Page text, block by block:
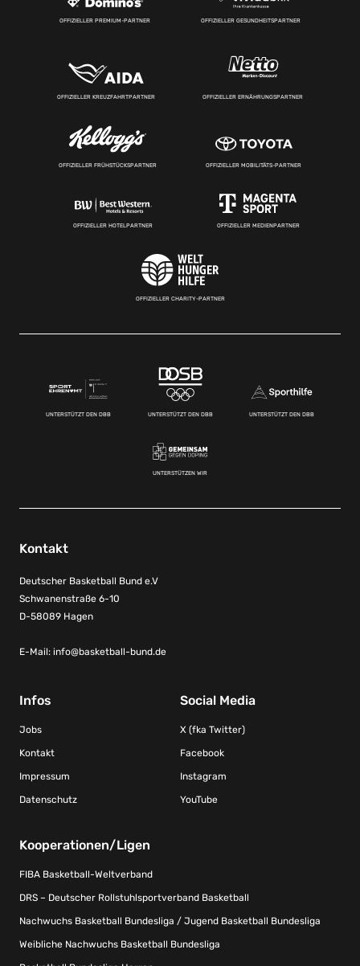
OFFIZIELLER PREMIUM-PARTNER OFFIZIELLER GESUNDHEITSPARTNER
OFFIZIELLER KREUZFAHRTPARTNER OFFIZIELLER ERNÄHRUNGSPARTNER
OFFIZIELLER FRÜHSTÜCKSPARTNER OFFIZIELLER MOBILITÄTS-PARTNER
OFFIZIELLER HOTELPARTNER OFFIZIELLER MEDIENPARTNER
OFFIZIELLER CHARITY-PARTNER
UNTERSTÜTZT DEN DBB UNTERSTÜTZT DEN DBB UNTERSTÜTZT DEN DBB
UNTERSTÜTZEN WIR
Kontakt
Deutscher Basketball Bund e.V
Schwanenstraße 6-10
D-58089 Hagen
E-Mail: info@basketball-bund.de
Infos
Jobs
Kontakt
Impressum
Datenschutz
Social Media
X (fka Twitter)
Facebook
Instagram
YouTube
Kooperationen/Ligen
FIBA Basketball-Weltverband
DRS – Deutscher Rollstuhlsportverband Basketball
Nachwuchs Basketball Bundesliga / Jugend Basketball Bundesliga
Weibliche Nachwuchs Basketball Bundesliga